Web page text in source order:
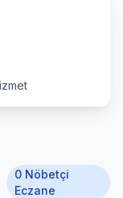
0 Nöbetçi
Eczane